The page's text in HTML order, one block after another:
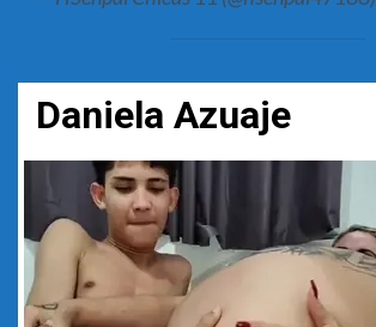
Daniela Azuaje